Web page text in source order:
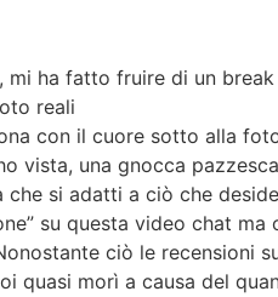
ha fatto fruire di un
reali
con il cuore sotto alla
vista, una gnocca
si adatti a ciò che
su questa video chat
ciò le recensioni
quasi morì a causa del